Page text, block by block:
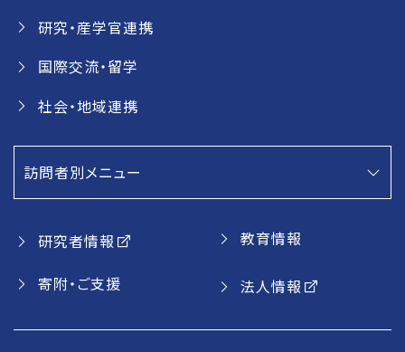
研究・産学官連携
国際交流・留学
社会・地域連携
訪問者別メニュー
研究者情報 教育情報
寄附・ご支援 法人情報